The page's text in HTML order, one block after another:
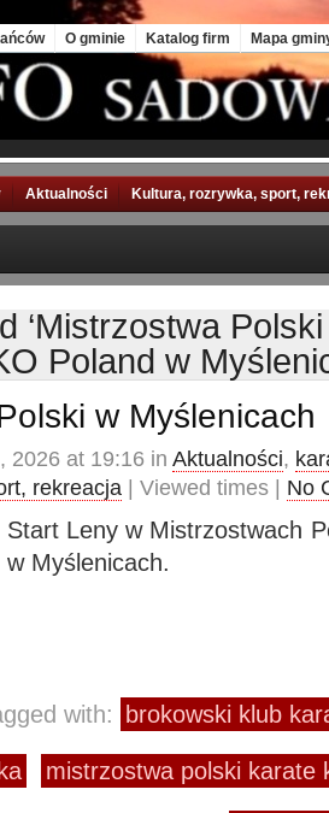
O gminie Katalog firm Mapa
Aktualności Kultura, rozrywka, sport,
‘Mistrzostwa
Poland w
w Myślenicach
2026 at 19:16 in Aktualności,
rekreacja | Viewed times | No
Start Leny w Mistrzostwach
w Myślenicach.
with: brokowski klub
mistrzostwa polski karate